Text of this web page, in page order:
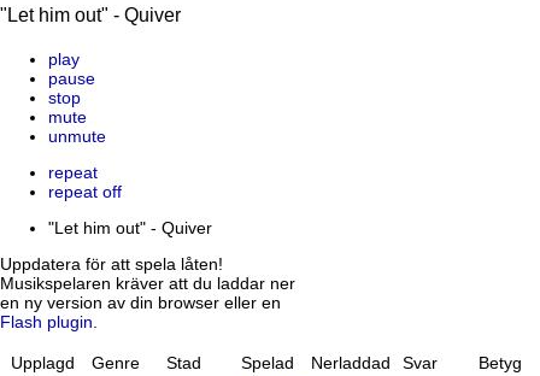
"Let him out" - Quiver
play
pause
stop
mute
unmute
repeat
repeat off
"Let him out" - Quiver
Uppdatera för att spela låten!
Musikspelaren kräver att du laddar ner
en ny version av din browser eller en
Flash plugin.
Upplagd Genre Stad Spelad Nerladdad Svar
Betyg